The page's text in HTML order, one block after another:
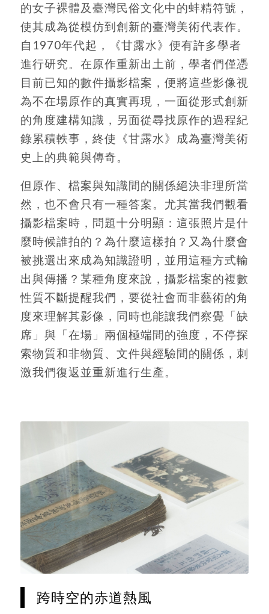
的女子裸體及臺灣民俗文化中的蚌精符號，
使其成為從模仿到創新的臺灣美術代表作。
自1970年代起，《甘露水》便有許多學者
進行研究。在原作重新出土前，學者們僅憑
目前已知的數件攝影檔案，便將這些影像視
為不在場原作的真實再現，一面從形式創新
的角度建構知識，另面從尋找原作的過程紀
錄累積軼事，終使《甘露水》成為臺灣美術
史上的典範與傳奇。
但原作、檔案與知識間的關係絕決非理所當
然，也不會只有一種答案。尤其當我們觀看
攝影檔案時，問題十分明顯：這張照片是什
麼時候誰拍的？為什麼這樣拍？又為什麼會
被挑選出來成為知識證明，並用這種方式輸
出與傳播？某種角度來說，攝影檔案的複數
性質不斷提醒我們，要從社會而非藝術的角
度來理解其影像，同時也能讓我們察覺「缺
席」與「在場」兩個極端間的強度，不停探
索物質和非物質、文件與經驗間的關係，刺
激我們復返並重新進行生產。
跨時空的赤道熱風